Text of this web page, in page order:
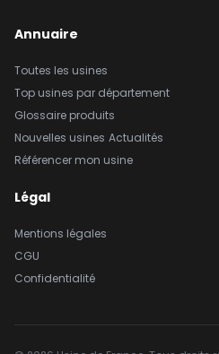
Annuaire
Toutes les usines
Top usines par département
Glossaire produits
Nouvelles usines Actualités
Référencer mon usine
Légal
Mentions légales
CGU
Confidentialité